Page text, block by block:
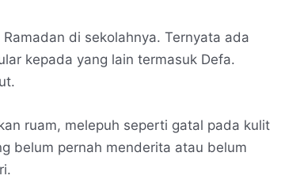
di sekolahnya. Ternyata ada
kepada yang lain termasuk Defa.
ruam, melepuh seperti gatal pada kulit
belum pernah menderita atau belum